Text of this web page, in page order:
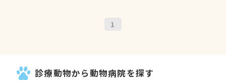
1
診療動物から動物病院を探す